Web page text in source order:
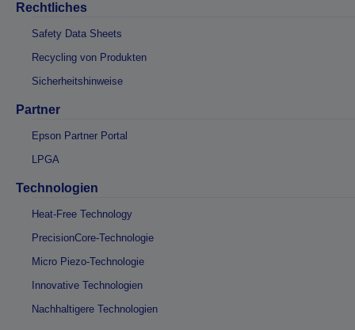
Rechtliches
Safety Data Sheets
Recycling von Produkten
Sicherheitshinweise
Partner
Epson Partner Portal
LPGA
Technologien
Heat-Free Technology
PrecisionCore-Technologie
Micro Piezo-Technologie
Innovative Technologien
Nachhaltigere Technologien